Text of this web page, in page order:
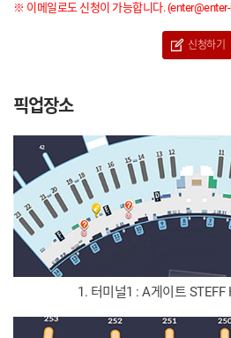
※ 이메일로도 신청이 가능합니다.
신청하기
픽업장소
1. 터미널1 : A게이트 STEFF